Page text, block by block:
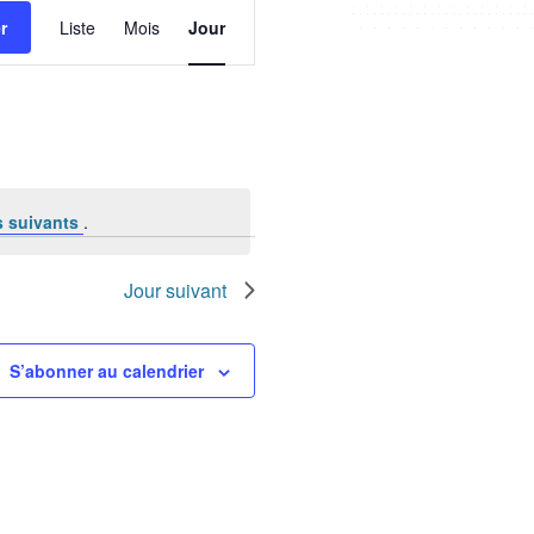
suivants .
vues
Liste Mois Jour
Jour suivant
S’abonner au calendrier